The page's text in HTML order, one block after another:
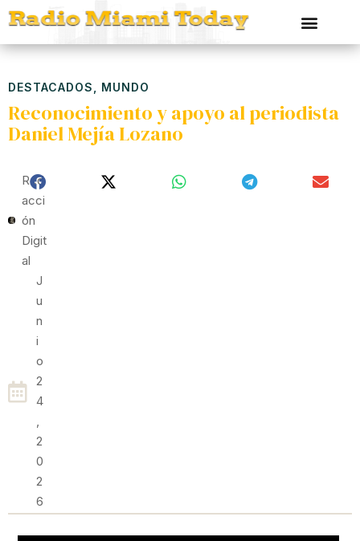
DESTACADOS MUNDO
Reconocimiento y apoyo al periodista
Daniel Mejía Lozano
Red
Acci
Ón
Digit
Al
J
U
N
I
O
2
4
,
2
0
2
6